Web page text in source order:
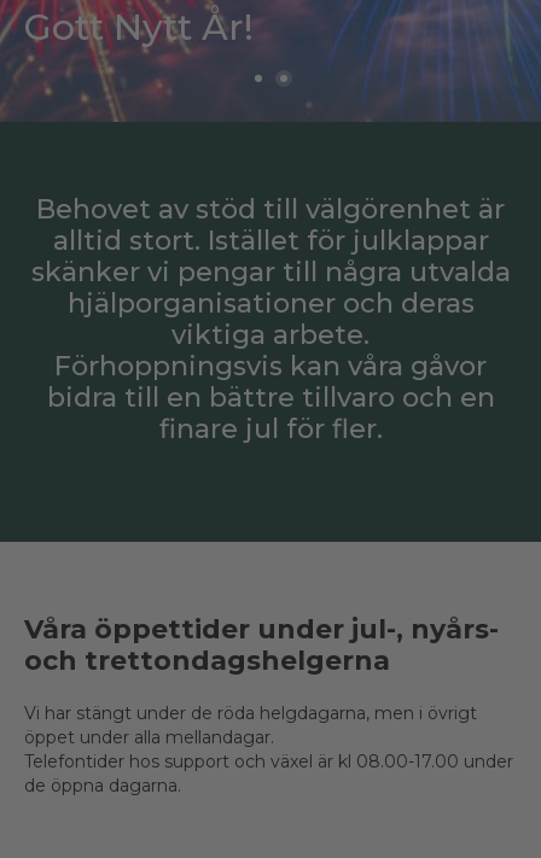
Gott Nytt År!
Behovet av stöd till välgörenhet är
alltid stort. Istället för julklappar
skänker vi pengar till några utvalda
hjälporganisationer och deras
viktiga arbete.
Förhoppningsvis kan våra gåvor
bidra till en bättre tillvaro och en
finare jul för fler.
Våra öppettider under jul-, nyårs-
och trettondagshelgerna
Vi har stängt under de röda helgdagarna, men i övrigt
öppet under alla mellandagar.
Telefontider hos support och växel är kl 08.00-17.00 under
de öppna dagarna.